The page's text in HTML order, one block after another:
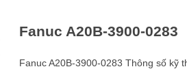
Fanuc A20B-3900-0283
Fanuc A20B-3900-0283 Thông số kỹ